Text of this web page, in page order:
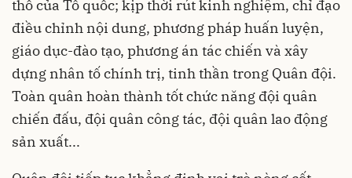
thổ của Tổ quốc; kịp thời rút kinh nghiệm, chỉ đạo
điều chỉnh nội dung, phương pháp huấn luyện,
giáo dục-đào tạo, phương án tác chiến và xây
dựng nhân tố chính trị, tinh thần trong Quân đội.
Toàn quân hoàn thành tốt chức năng đội quân
chiến đấu, đội quân công tác, đội quân lao động
sản xuất...